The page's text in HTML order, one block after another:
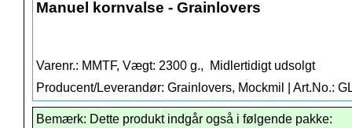
Manuel kornvalse - Grainlovers
Varenr.: MMTF, Vægt: 2300 g.,
Midlertidigt udsolgt
Producent/Leverandør: Grainlovers, Mockmil | Art.No.:
Bemærk: Dette produkt indgår også i følgende pakke: